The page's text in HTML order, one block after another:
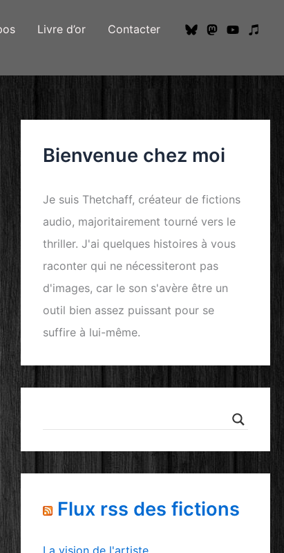
Livre d’or Contacter
Bienvenue chez moi
Je suis Thetchaff, créateur de fictions
audio, majoritairement tourné vers le
thriller. J'ai quelques histoires à vous
raconter qui ne nécessiteront pas
d'images, car le son s'avère être un
outil bien assez puissant pour se
suffire à lui-même.
Flux rss des fictions